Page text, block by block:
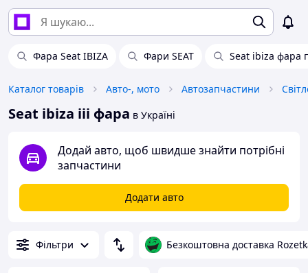
Фара Seat IBIZA Фари SEAT Seat ibiza фара
Каталог товарів Авто-, мото Автозапчастини
Seat ibiza iii фара в Україні
Додай авто, щоб швидше знайти потрібні
запчастини
Додати авто
Фільтри Безкоштовна доставка